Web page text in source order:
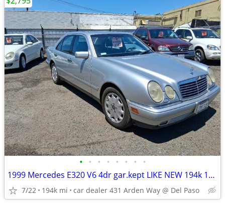
• • • • • • • •
1999 Mercedes E320 V6 4dr gar.kept LIKE NEW 194k 14 MORE GREAT DEALS
7/22 194k mi car dealer 431 Arden Way @ Del Paso